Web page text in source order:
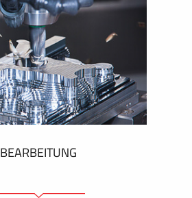
BEARBEITUNG